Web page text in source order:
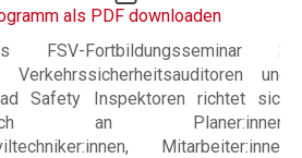
als PDF downloaden
FSV-Fortbildungsseminar 2
Verkehrssicherheitsauditoren und
Safety Inspektoren richtet sich
an Planer:innen,
Mitarbeiter:innen